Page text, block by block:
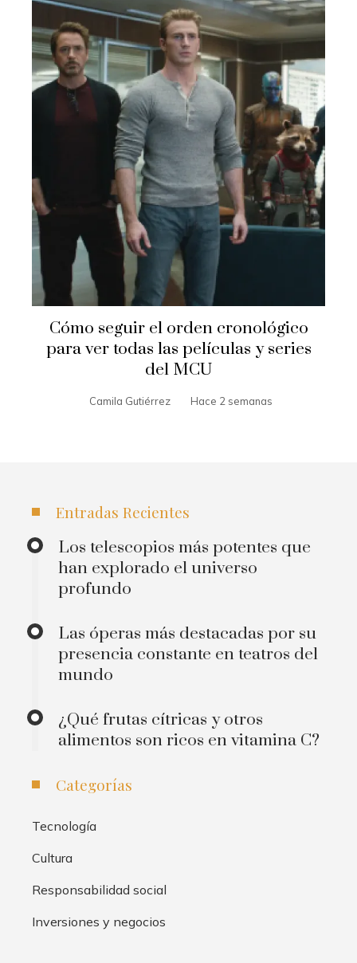
Cómo seguir el orden cronológico
para ver todas las películas y series
del MCU
Camila Gutiérrez Hace 2 semanas
Entradas Recientes
Los telescopios más potentes que
han explorado el universo
profundo
Las óperas más destacadas por su
presencia constante en teatros del
mundo
¿Qué frutas cítricas y otros
alimentos son ricos en vitamina C?
Categorías
Tecnología
Cultura
Responsabilidad social
Inversiones y negocios